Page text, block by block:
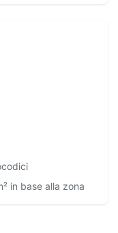
in base alla zona